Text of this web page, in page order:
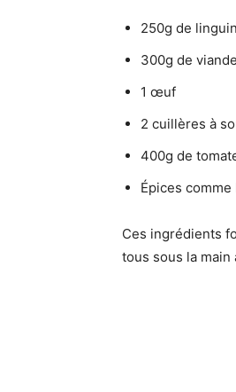
250g de
300g de
1 œuf
2 cuillères à
400g de
Épices comme
Ces ingrédients
tous sous la main